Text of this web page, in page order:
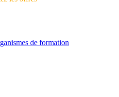
de formation